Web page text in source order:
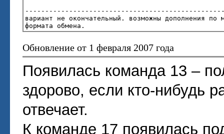
вариант не окончательный. возможны дополнения по
формата обмена.
Обновление от 1 февраля 2007 года
Появилась команда 13 –
здорово, если кто-нибудь
отвечает.
К команде 17 появилась